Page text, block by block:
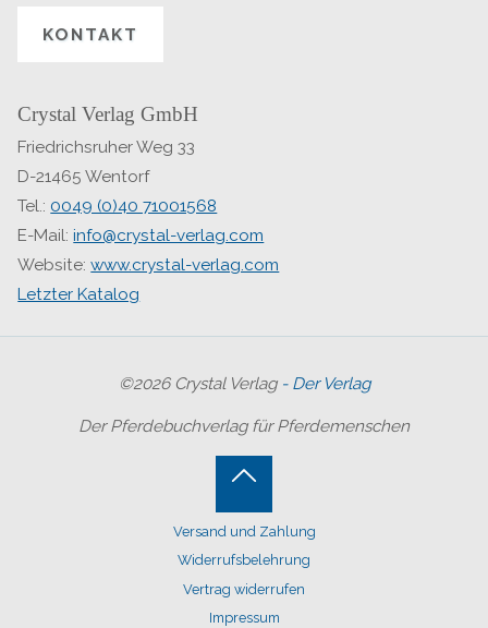
KONTAKT
Crystal Verlag GmbH
Friedrichsruher Weg 33
D-21465 Wentorf
Tel.: 0049 (0)40 71001568
E-Mail:info@crystal-verlag.com
Website:www.crystal-verlag.com
Letzter Katalog
©2026 Crystal Verlag - Der Verlag
Der Pferdebuchverlag für Pferdemenschen
Versand und Zahlung
Widerrufsbelehrung
Vertrag widerrufen
Impressum
Back
to
Top